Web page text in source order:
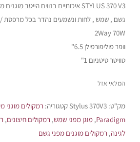
STYLUS 370 V3 איכותיים בנווים הייטב מוגנים מפני
גשם , שמש , לחות ונשמעים נהדר בכל מרפסת /
2Way 70W
וופר פוליפורפילן 6.5"
טוויטר טיטניום 1"
המלאי אזל
מק"ט: Stylus 370V3 קטגוריה: רמקולים מוגני
Paradigm
, מוגן מפני שמש, רמקולים חיצונים,
לגינה, רמקולים מוגנים מפני גשם